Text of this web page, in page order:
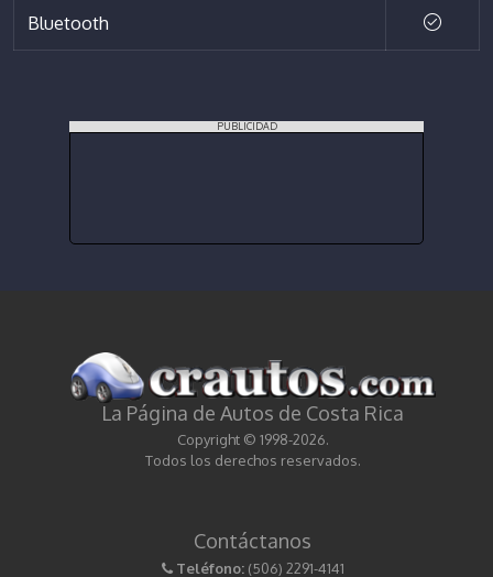
Bluetooth
PUBLICIDAD
La Página de Autos de Costa Rica
Copyright © 1998-2026.
Todos los derechos reservados.
Contáctanos
Teléfono: (506) 2291-4141